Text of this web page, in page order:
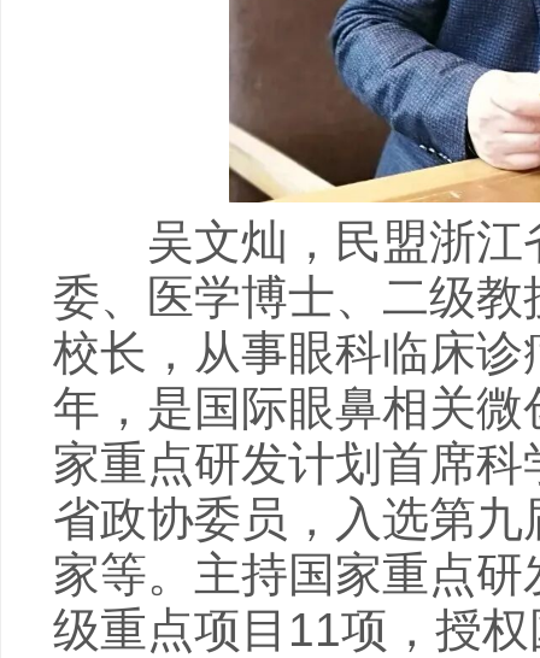
吴文灿，民盟浙江
委、医学博士、二级
校长，从事眼科临床
年，是国际眼鼻相关微
家重点研发计划首席
省政协委员，入选第
家等。主持国家重点
级重点项目11项，授